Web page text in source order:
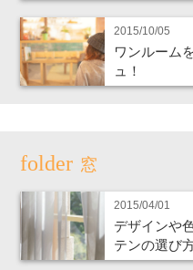
2015/10/05
ワンルーム
ュ！
窓
2015/04/01
デザインや
テンの選び